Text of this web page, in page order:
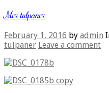
Mer tulpaner
February 1, 2016 by admin
tulpaner Leave a comment